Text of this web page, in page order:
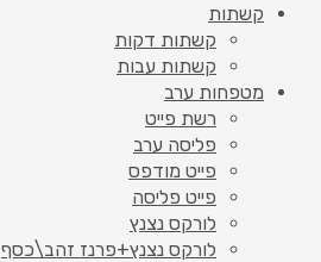
קשתות
קשתות דקות
קשתות עבות
מטפחות ערב
רשת פייט
פליסה ערב
פייט מודפס
פייט פליסה
לורקס נצנץ
לורקס נצנץ+פרנז זהב\כסף